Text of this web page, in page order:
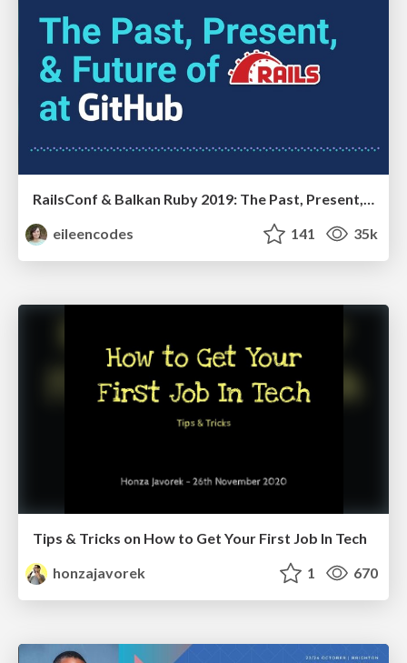
RailsConf & Balkan Ruby 2019: The Past, Present, and Future of Rails at GitHub
eileencodes
141 35k
Tips & Tricks on How to Get Your First Job In Tech
honzajavorek
1 670